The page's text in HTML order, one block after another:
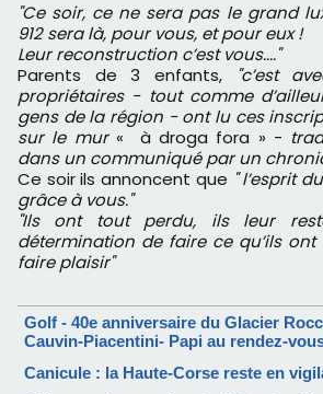
"Ce soir, ce ne sera pas le grand
912 sera là, pour vous, et pour eux !
Leur reconstruction c’est vous...."
Parents de 3 enfants,
"c’est
propriétaires - tout comme
gens de la région - ont lu ces
sur le mur« à droga fora » -
dans un communiqué par un
Ce soir ils annoncent que " l’esprit
grâce à vous."
"Ils ont tout perdu, ils leur
détermination de faire ce qu’ils
faire plaisir"
Golf - 40e anniversaire du Glacier
Cauvin-Piacentini- Papi au rendez-
Canicule : la Haute-Corse reste en